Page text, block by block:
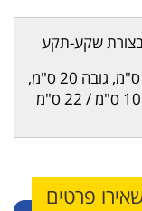
בצורת שקע-תקע
אורך 40 ס"מ, גובה 20 ס"מ,
פרטים